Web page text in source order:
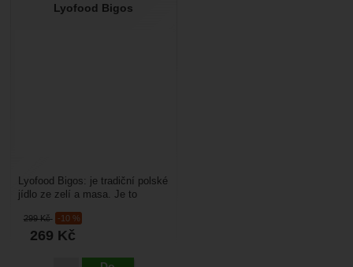
Lyofood Bigos
299Kč -10 %
269 Kč
Lyofood Bigos: je tradiční polské
jídlo ze zelí a masa. Je to
lyofilizací (vymrazováním)....